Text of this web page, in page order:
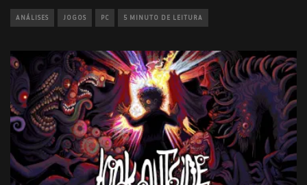
ANÁLISES JOGOS PC 5 MINUTO DE LEITURA